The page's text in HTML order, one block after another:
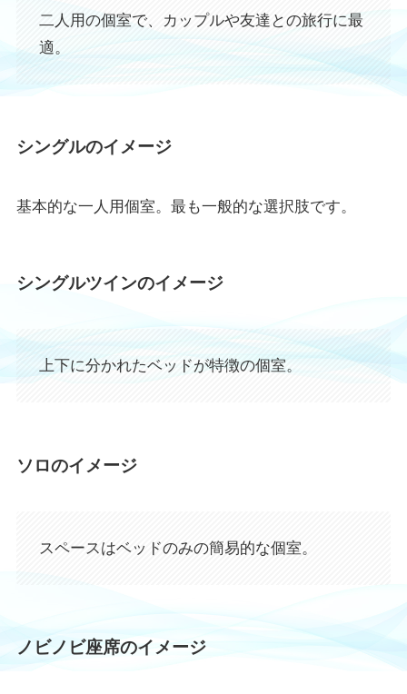
二人用の個室で、カップルや友達との旅行に最
適。
シングルのイメージ
基本的な一人用個室。最も一般的な選択肢です。
シングルツインのイメージ
上下に分かれたベッドが特徴の個室。
ソロのイメージ
スペースはベッドのみの簡易的な個室。
ノビノビ座席のイメージ